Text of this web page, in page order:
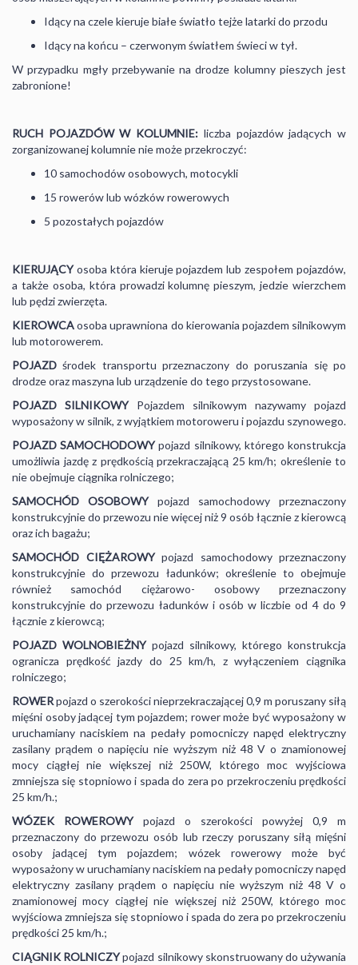
Idący na czele kieruje białe światło tejże latarki do przodu
Idący na końcu – czerwonym światłem świeci w tył.
W przypadku mgły przebywanie na drodze kolumny pieszych jest
zabronione!
RUCH POJAZDÓW W KOLUMNIE: liczba pojazdów jadących w
zorganizowanej kolumnie nie może przekroczyć:
10 samochodów osobowych, motocykli
15 rowerów lub wózków rowerowych
5 pozostałych pojazdów
KIERUJĄCYosoba która kieruje pojazdem lub zespołem pojazdów,
a także osoba, która prowadzi kolumnę pieszym, jedzie wierzchem
lub pędzi zwierzęta.
KIEROWCAosoba uprawniona do kierowania pojazdem silnikowym
lub motorowerem.
POJAZD środek transportu przeznaczony do poruszania się po
drodze oraz maszyna lub urządzenie do tego przystosowane.
POJAZD SILNIKOWYPojazdem silnikowym nazywamy pojazd
wyposażony w silnik, z wyjątkiem motoroweru i pojazdu szynowego.
POJAZD SAMOCHODOWYpojazd silnikowy, którego konstrukcja
umożliwia jazdę z prędkością przekraczającą 25 km/h; określenie to
nie obejmuje ciągnika rolniczego;
SAMOCHÓD OSOBOWYpojazd samochodowy przeznaczony
konstrukcyjnie do przewozu nie więcej niż 9 osób łącznie z kierowcą
oraz ich bagażu;
SAMOCHÓD CIĘŻAROWYpojazd samochodowy przeznaczony
konstrukcyjnie do przewozu ładunków; określenie to obejmuje
również samochód ciężarowo- osobowy przeznaczony
konstrukcyjnie do przewozu ładunków i osób w liczbie od 4 do 9
łącznie z kierowcą;
POJAZD WOLNOBIEŻNYpojazd silnikowy, którego konstrukcja
ogranicza prędkość jazdy do 25 km/h, z wyłączeniem ciągnika
rolniczego;
ROWERpojazd o szerokości nieprzekraczającej 0,9 m poruszany siłą
mięśni osoby jadącej tym pojazdem; rower może być wyposażony w
uruchamiany naciskiem na pedały pomocniczy napęd elektryczny
zasilany prądem o napięciu nie wyższym niż 48 V o znamionowej
mocy ciągłej nie większej niż 250W, którego moc wyjściowa
zmniejsza się stopniowo i spada do zera po przekroczeniu prędkości
25 km/h.;
WÓZEK ROWEROWYpojazd o szerokości powyżej 0,9 m
przeznaczony do przewozu osób lub rzeczy poruszany siłą mięśni
osoby jadącej tym pojazdem; wózek rowerowy może być
wyposażony w uruchamiany naciskiem na pedały pomocniczy napęd
elektryczny zasilany prądem o napięciu nie wyższym niż 48 V o
znamionowej mocy ciągłej nie większej niż 250W, którego moc
wyjściowa zmniejsza się stopniowo i spada do zera po przekroczeniu
prędkości 25 km/h.;
CIĄGNIKROLNICZYpojazd silnikowy skonstruowany do używania